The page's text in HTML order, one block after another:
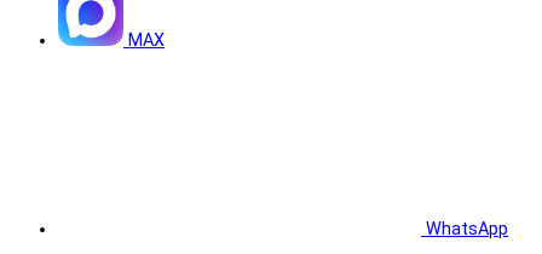
MAX
WhatsApp